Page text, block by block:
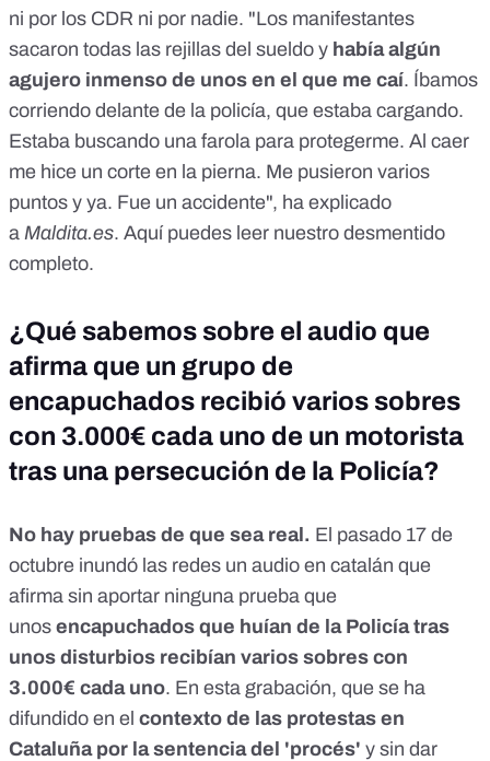
ni por los CDR ni por nadie. "Los manifestantes
sacaron todas las rejillas del sueldo y había algún
agujero inmenso de unos en el que me caí. Íbamos
corriendo delante de la policía, que estaba cargando.
Estaba buscando una farola para protegerme. Al caer
me hice un corte en la pierna. Me pusieron varios
puntos y ya. Fue un accidente", ha explicado
a Maldita.es. Aquí puedes leer nuestro desmentido
completo.
¿Qué sabemos sobre el audio que
afirma que un grupo de
encapuchados recibió varios sobres
con 3.000€ cada uno de un motorista
tras una persecución de la Policía?
No hay pruebas de que sea real. El pasado 17 de
octubre inundó las redes un audio en catalán que
afirma sin aportar ninguna prueba que
unos encapuchados que huían de la Policía tras
unos disturbios recibían varios sobres con
3.000€ cada uno. En esta grabación, que se ha
difundido en el contexto de las protestas en
Cataluña por la sentencia del 'procés' y sin dar